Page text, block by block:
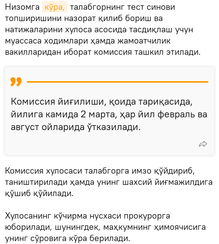
Низомга кўра, талабгорнинг тест синови
топширишини назорат қилиб бориш ва
натижаларини хулоса асосида тасдиқлаш учун
муассаса ходимлари ҳамда жамоатчилик
вакилларидан иборат комиссия ташкил этилади.
Комиссия йиғилиши, қоида тариқасида,
йилига камида 2 марта, ҳар йил февраль ва
август ойларида ўтказилади.
Комиссия хулосаси талабгорга имзо қўйдириб,
таништирилади ҳамда унинг шахсий йиғмажилдига
қўшиб қўйилади.
Хулосанинг кўчирма нусхаси прокурорга
юборилади, шунингдек, маҳкумнинг ҳимоячисига
унинг сўровига кўра берилади.